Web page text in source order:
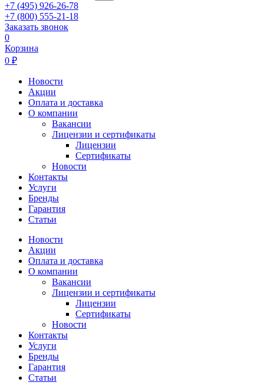
+7 (495) 926-26-78
+7 (800) 555-21-18
Заказать звонок
0
Корзина
0 ₽
Новости
Акции
Оплата и доставка
О компании
Вакансии
Лицензии и сертификаты
Лицензии
Сертификаты
Новости
Контакты
Услуги
Бренды
Гарантия
Статьи
Новости
Акции
Оплата и доставка
О компании
Вакансии
Лицензии и сертификаты
Лицензии
Сертификаты
Новости
Контакты
Услуги
Бренды
Гарантия
Статьи